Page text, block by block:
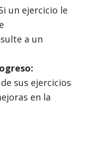
un ejercicio le
a un
sus ejercicios
en la